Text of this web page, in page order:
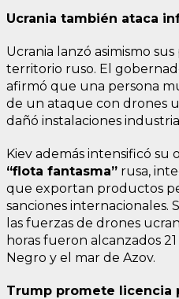
Ucrania también ataca
Ucrania lanzó asimismo
territorio ruso. El
afirmó que una persona
de un ataque con drones
dañó instalaciones
Kiev además intensificó su
“flota fantasma” rusa,
que exportan productos
sanciones internacionales.
las fuerzas de drones
horas fueron alcanzados
Negro y el mar de Azov.
Trump promete licencia